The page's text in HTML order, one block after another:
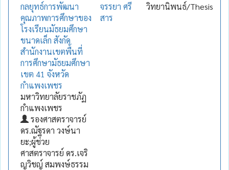
กลยุทธ์การพัฒนา
คุณภาพการศึกษาของ
โรงเรียนมัธยมศึกษา
ขนาดเล็ก สังกัด
สำนักงานเขตพื้นที่
การศึกษามัธยมศึกษา
เขต 41 จังหวัด
กำแพงเพชร
มหาวิทยาลัยราชภัฏ
กำแพงเพชร
รองศาสตราจารย์
ดร.ณัฐรดา วงษ์นา
ยะ;ผู้ช่วย
ศาสตราจารย์ ดร.เจริ
ญวิชญ์ สมพงษ์ธรรม
จรรยา ศรี
สาร
วิทยานิพนธ์/Thesis